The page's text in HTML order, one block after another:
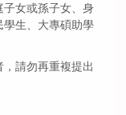
子女或孫子女、身
學生、大專碩助學
請勿再重複提出